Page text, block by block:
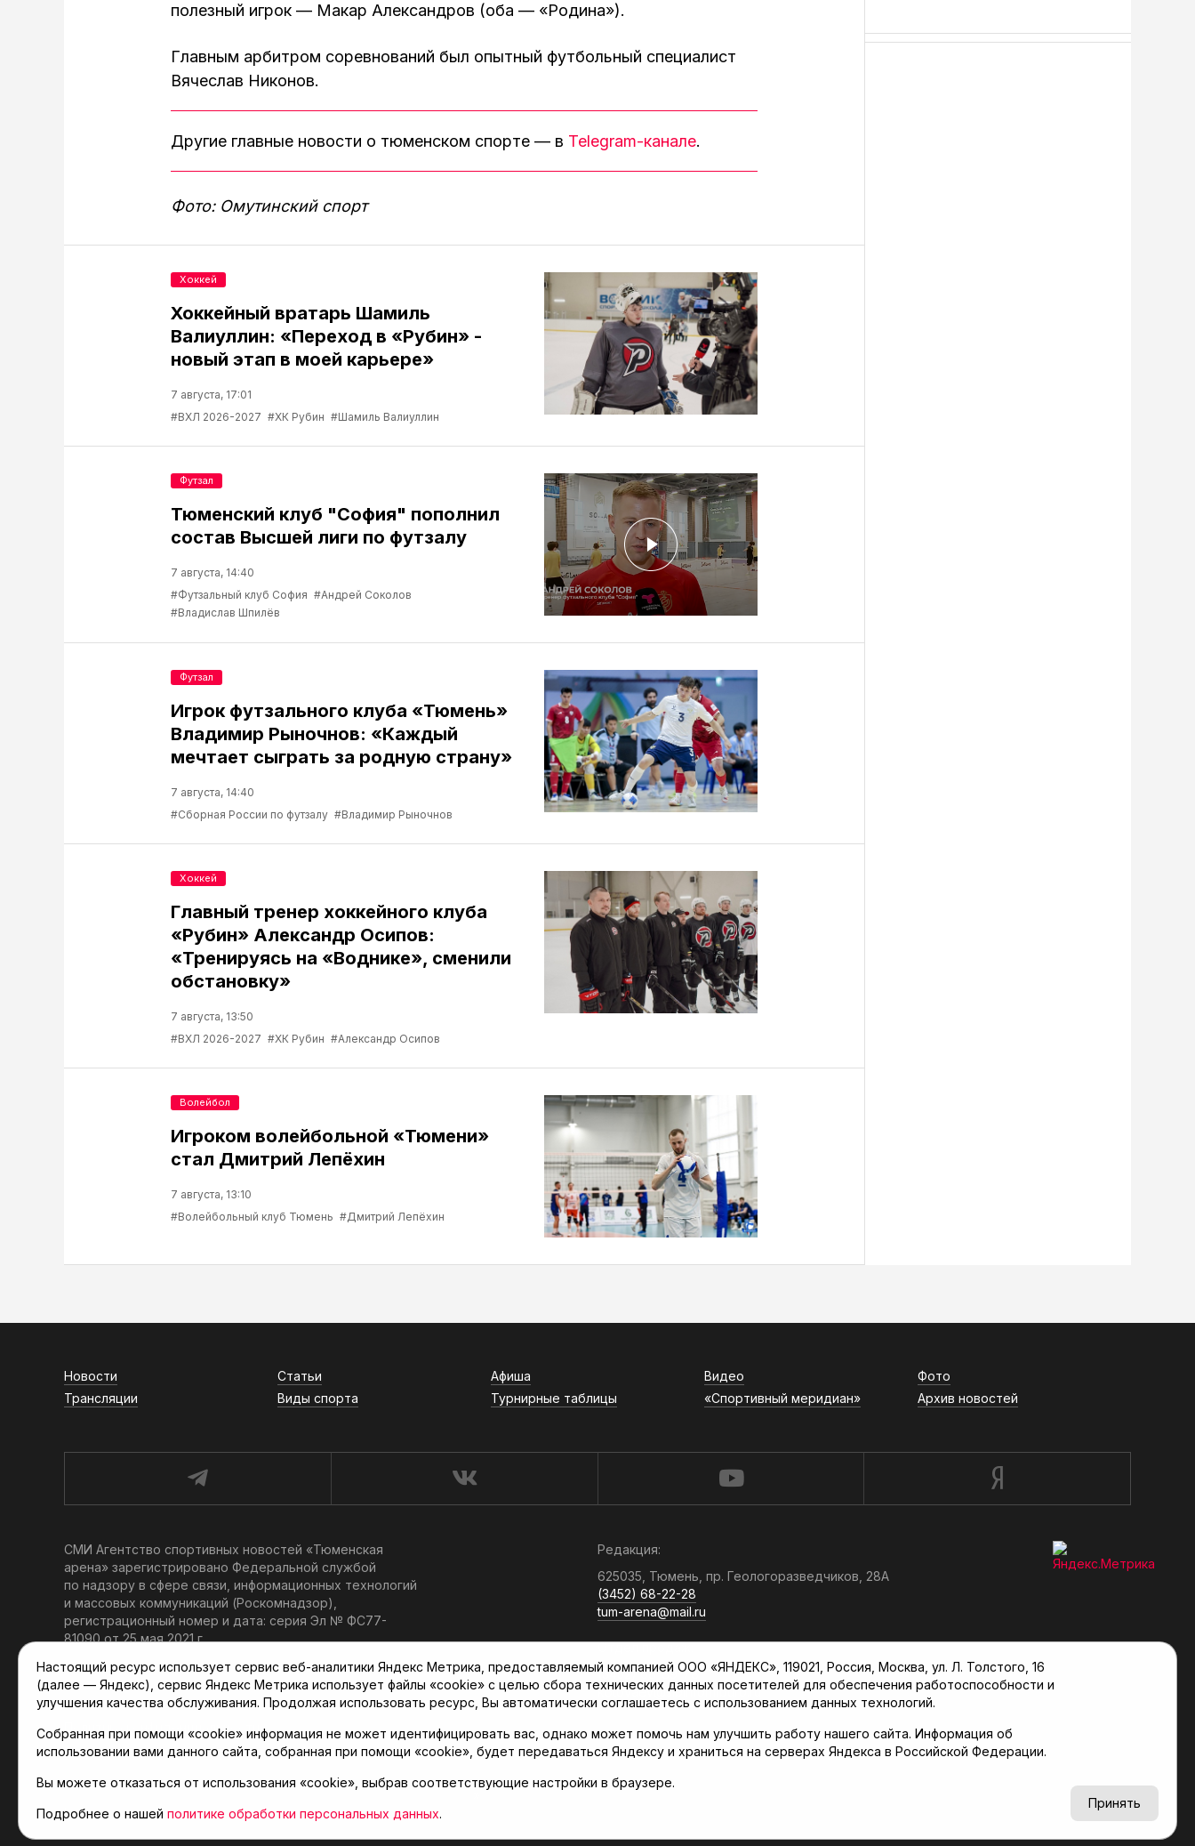
полезный игрок — Макар Александров (оба — «Родина»).
Главным арбитром соревнований был опытный футбольный специалист
Вячеслав Никонов.
Другие главные новости о тюменском спорте — в Telegram-канале.
Фото: Омутинский спорт
Хоккейный вратарь Шамиль
Валиуллин: «Переход в «Рубин» -
новый этап в моей карьере»
7 августа, 17:01
#ВХЛ 2026-2027 #ХК Рубин #Шамиль Валиуллин
Хоккей
Тюменский клуб "София" пополнил
состав Высшей лиги по футзалу
7 августа, 14:40
#Футзальный клуб София #Андрей Соколов
#Владислав Шпилёв
Футзал
Игрок футзального клуба «Тюмень»
Владимир Рыночнов: «Каждый
мечтает сыграть за родную страну»
7 августа, 14:40
#Сборная России по футзалу #Владимир Рыночнов
Футзал
Главный тренер хоккейного клуба
«Рубин» Александр Осипов:
«Тренируясь на «Воднике», сменили
обстановку»
7 августа, 13:50
#ВХЛ 2026-2027 #ХК Рубин #Александр Осипов
Хоккей
Игроком волейбольной «Тюмени»
стал Дмитрий Лепёхин
7 августа, 13:10
#Волейбольный клуб Тюмень #Дмитрий Лепёхин
Волейбол
Новости Статьи Афиша Видео
Фото
Трансляции
Виды спорта Турнирные таблицы «Спортивный меридиан» Архив новостей
СМИ Агентство спортивных новостей «Тюменская
арена» зарегистрировано Федеральной службой
по надзору в сфере связи, информационных технологий
и массовых коммуникаций (Роскомнадзор),
регистрационный номер и дата: серия Эл № ФС77-
81090 от 25 мая 2021 г.
Главный редактор: Мартынов В. В.
При использовании материалов ссылка обязательна.
Политика конфиденциальности
Редакция:
625035, Тюмень, пр. Геологоразведчиков, 28А
(3452) 68-22-28
tum-arena@mail.ru
Отдел продаж:
(3452) 68-89-78
kotovaev@sibinformburo.ru
© 2001-2026 Агентство спортивных новостей «Тюменская арена»
Карта сайта
6+
Настоящий ресурс использует сервис веб-аналитики Яндекс Метрика, предоставляемый компанией ООО «ЯНДЕКС», 119021, Россия, Москва, ул. Л. Толстого, 16
(далее — Яндекс), сервис Яндекс Метрика использует файлы «cookie» с целью сбора технических данных посетителей для обеспечения работоспособности и
улучшения качества обслуживания. Продолжая использовать ресурс, Вы автоматически соглашаетесь с использованием данных технологий.
Собранная при помощи «cookie» информация не может идентифицировать вас, однако может помочь нам улучшить работу нашего сайта. Информация об
использовании вами данного сайта, собранная при помощи «cookie», будет передаваться Яндексу и храниться на серверах Яндекса в Российской Федерации.
Вы можете отказаться от использования «cookie», выбрав соответствующие настройки в браузере.
Подробнее о нашей политике обработки персональных данных.
Принять